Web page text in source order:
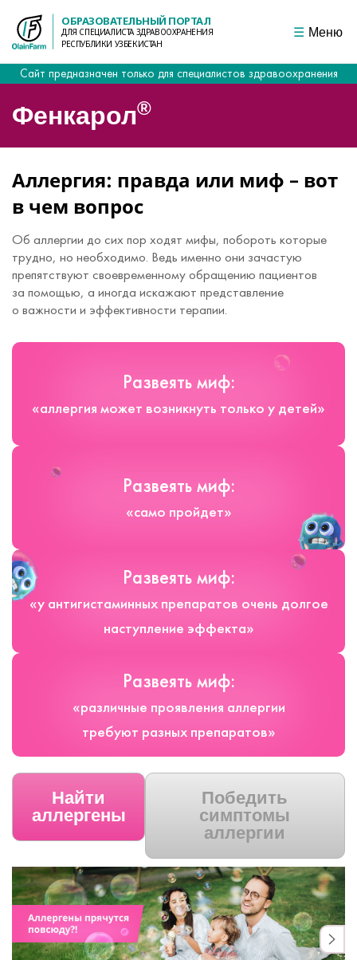
ОБРАЗОВАТЕЛЬНЫЙ ПОРТАЛ
ДЛЯ СПЕЦИАЛИСТА ЗДРАВООХРАНЕНИЯ
РЕСПУБЛИКИ УЗБЕКИСТАН
Меню
Сайт предназначен только для специалистов здравоохранения
Фенкарол®
Аллергия: правда или миф – вот
в чем вопрос
Об аллергии до сих пор ходят мифы, побороть которые
трудно, но необходимо. Ведь именно они зачастую
препятствуют своевременному обращению пациентов
за помощью, а иногда искажают представление
о важности и эффективности терапии.
Развеять миф:
«аллергия может возникнуть только у детей»
Развеять миф:
«само пройдет»
Развеять миф:
«у антигистаминных препаратов очень долгое
наступление эффекта»
Развеять миф:
«различные проявления аллергии
требуют разных препаратов»
Найти
аллергены
Победить
симптомы
аллергии